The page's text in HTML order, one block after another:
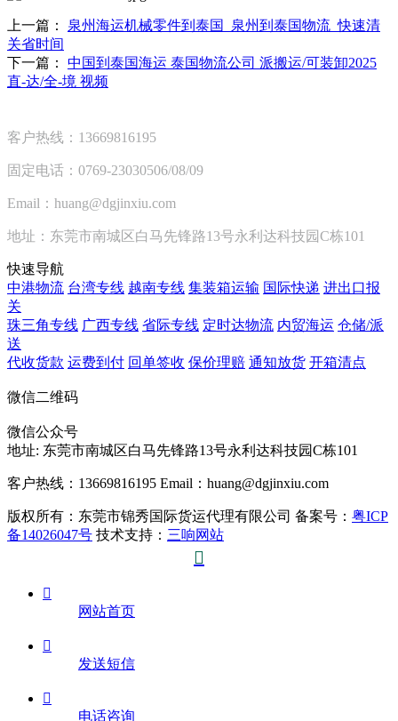
上一篇： 泉州海运机械零件到泰国_泉州到泰国物流_快速清
关省时间​
下一篇： 中国到泰国海运 泰国物流公司 派搬运/可装卸2025
直-达/全-境 视频
客户热线：13669816195
固定电话：0769-23030506/08/09
Email：huang@dgjinxiu.com
地址：东莞市南城区白马先锋路13号永利达科技园C栋101
快速导航
中港物流 台湾专线 越南专线 集装箱运输 国际快递 进出口报
关
珠三角专线 广西专线 省际专线 定时达物流 内贸海运 仓储/派
送
代收货款 运费到付 回单签收 保价理赔 通知放货 开箱清点
微信二维码
微信公众号
地址: 东莞市南城区白马先锋路13号永利达科技园C栋101
客户热线：13669816195 Email：huang@dgjinxiu.com
版权所有：东莞市锦秀国际货运代理有限公司 备案号： 粤ICP
备14026047号 技术支持： 三响网站


网站首页

发送短信

电话咨询